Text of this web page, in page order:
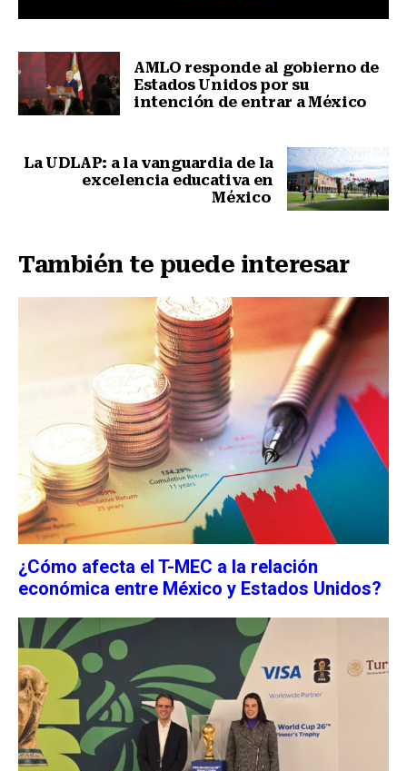
AMLO responde al gobierno de
Estados Unidos por su
intención de entrar a México
La UDLAP: a la vanguardia de la
excelencia educativa en
México
También te puede interesar
¿Cómo afecta el T-MEC a la relación
económica entre México y Estados Unidos?